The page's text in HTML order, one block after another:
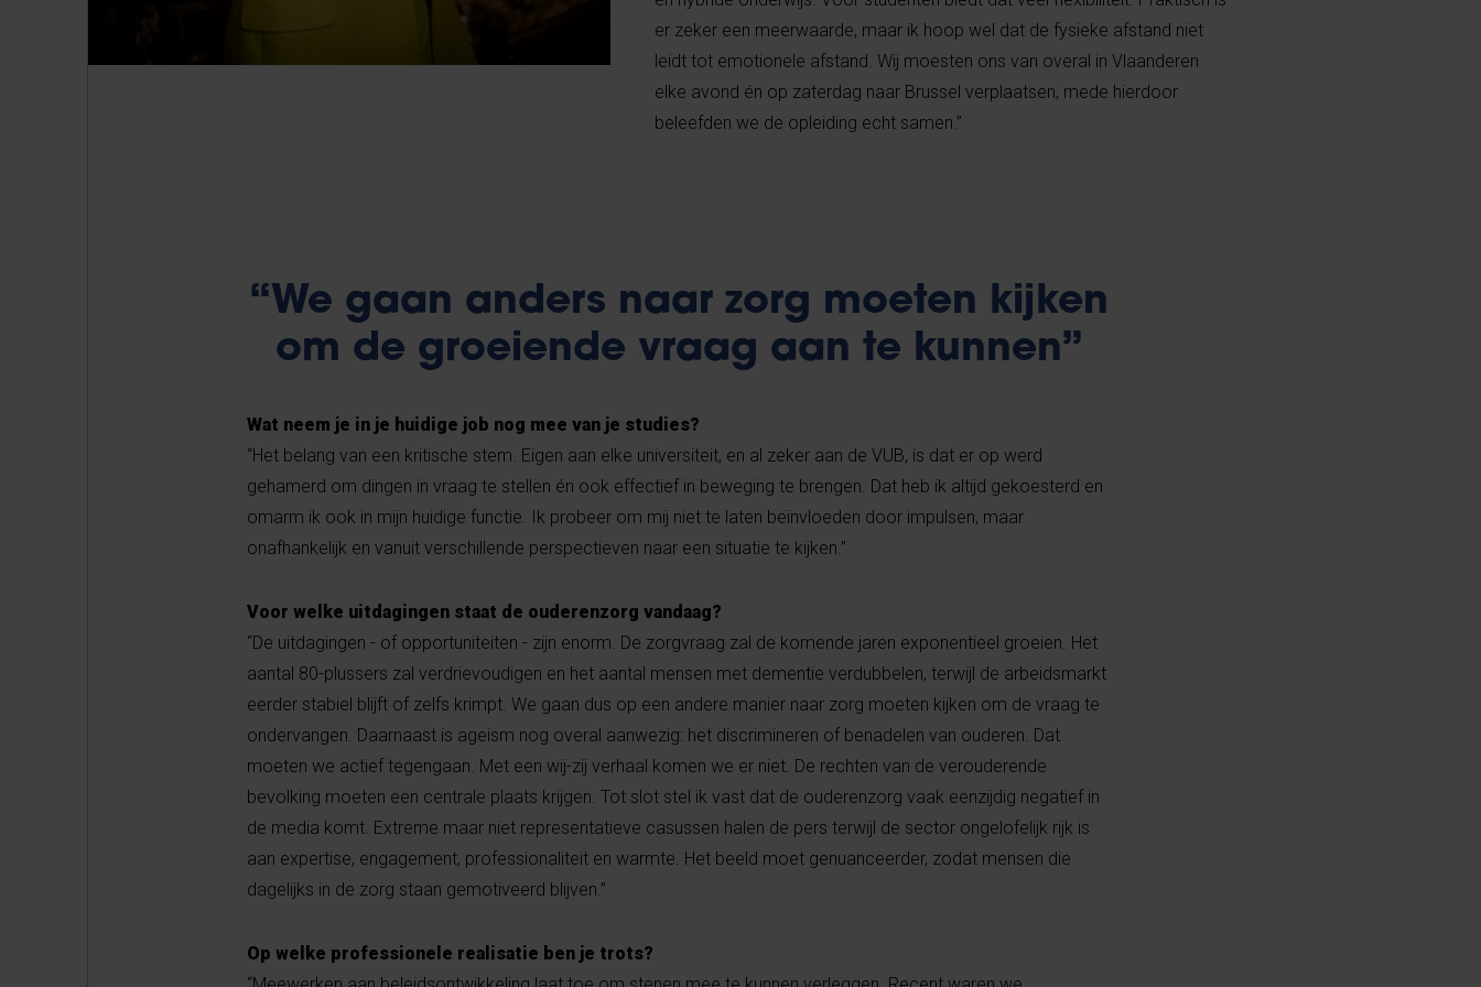
er zeker een meerwaarde, maar ik hoop wel dat de fysieke afstand niet
leidt tot emotionele afstand. Wij moesten ons van overal in Vlaanderen
elke avond én op zaterdag naar Brussel verplaatsen, mede hierdoor
beleefden we de opleiding echt samen.”
“We gaan anders naar zorg moeten kijken
om de groeiende vraag aan te kunnen”
Wat neem je in je huidige job nog mee van je studies?
“Het belang van een kritische stem. Eigen aan elke universiteit, en al zeker aan de VUB, is dat er op werd
gehamerd om dingen in vraag te stellen én ook effectief in beweging te brengen. Dat heb ik altijd gekoesterd en
omarm ik ook in mijn huidige functie. Ik probeer om mij niet te laten beïnvloeden door impulsen, maar
onafhankelijk en vanuit verschillende perspectieven naar een situatie te kijken.”
Voor welke uitdagingen staat de ouderenzorg vandaag?
“De uitdagingen - of opportuniteiten - zijn enorm. De zorgvraag zal de komende jaren exponentieel groeien. Het
aantal 80-plussers zal verdrievoudigen en het aantal mensen met dementie verdubbelen, terwijl de arbeidsmarkt
eerder stabiel blijft of zelfs krimpt. We gaan dus op een andere manier naar zorg moeten kijken om de vraag te
ondervangen. Daarnaast is ageism nog overal aanwezig: het discrimineren of benadelen van ouderen. Dat
moeten we actief tegengaan. Met een wij-zij verhaal komen we er niet. De rechten van de verouderende
bevolking moeten een centrale plaats krijgen. Tot slot stel ik vast dat de ouderenzorg vaak eenzijdig negatief in
de media komt. Extreme maar niet representatieve casussen halen de pers terwijl de sector ongelofelijk rijk is
aan expertise, engagement, professionaliteit en warmte. Het beeld moet genuanceerder, zodat mensen die
dagelijks in de zorg staan gemotiveerd blijven.”
Op welke professionele realisatie ben je trots?